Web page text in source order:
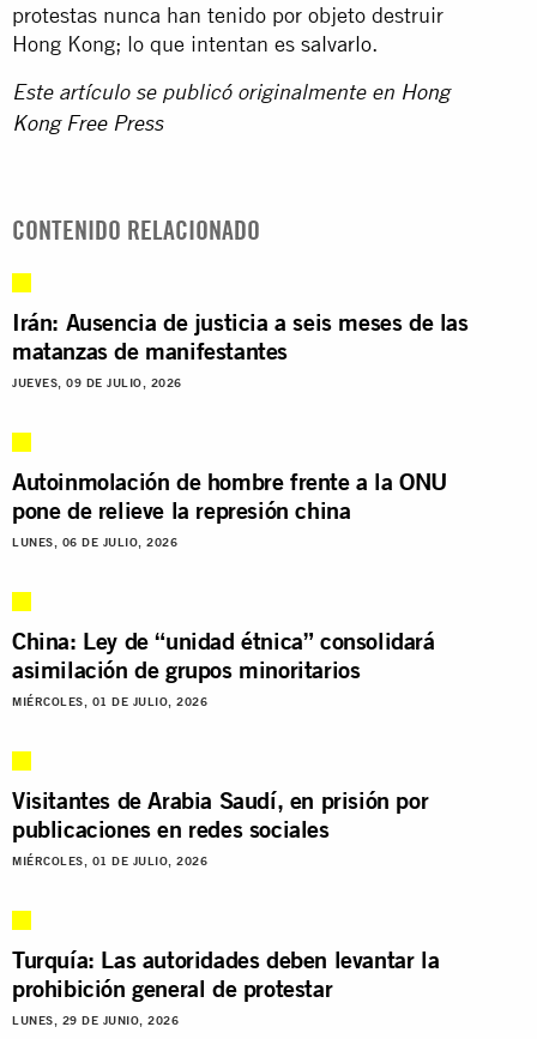
protestas nunca han tenido por objeto destruir
Hong Kong; lo que intentan es salvarlo.
Este artículo se publicó originalmente en Hong
Kong Free Press
CONTENIDO RELACIONADO
Irán: Ausencia de justicia a seis meses de las
matanzas de manifestantes
JUEVES, 09 DE JULIO, 2026
Autoinmolación de hombre frente a la ONU
pone de relieve la represión china
LUNES, 06 DE JULIO, 2026
China: Ley de “unidad étnica” consolidará
asimilación de grupos minoritarios
MIÉRCOLES, 01 DE JULIO, 2026
Visitantes de Arabia Saudí, en prisión por
publicaciones en redes sociales
MIÉRCOLES, 01 DE JULIO, 2026
Turquía: Las autoridades deben levantar la
prohibición general de protestar
LUNES, 29 DE JUNIO, 2026